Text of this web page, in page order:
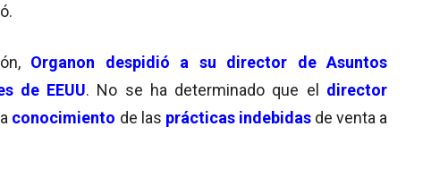
Organon despidió a su director de Asuntos
de EEUU. No se ha determinado que el director
conocimiento de las prácticas indebidasde venta a